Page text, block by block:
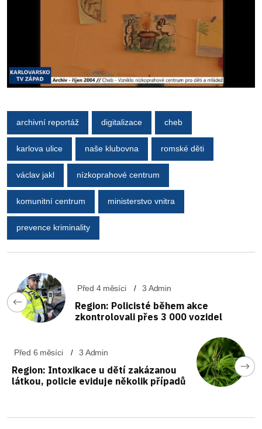
archivní reportáž digitalizace cheb
karlova ulice naše klubovna romské děti
václav jakl nízkoprahové centrum
komunitní centrum ministerstvo vnitra
prevence kriminality
Před 4 měsíci 3 Admin
Region: Policisté během akce
zkontrolovali přes 3 000 vozidel
Před 6 měsíci 3 Admin
Region: Intoxikace u dětí zakázanou
látkou, policie eviduje několik případů